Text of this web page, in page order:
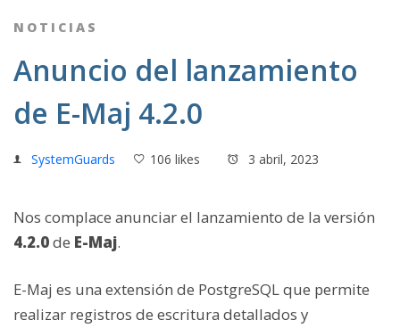
NOTICIAS
Anuncio del lanzamiento
de E-Maj 4.2.0
SystemGuards 106 likes 3 abril, 2023
Nos complace anunciar el lanzamiento de la versión
4.2.0de E-Maj.
E-Maj es una extensión de PostgreSQL que permite
realizar registros de escritura detallados y